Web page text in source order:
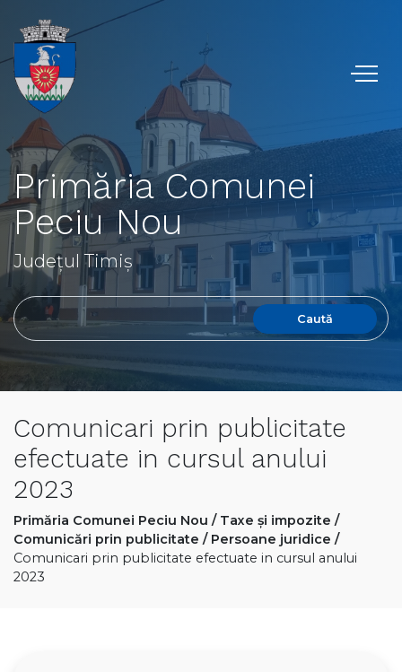
Primăria Comunei
Peciu Nou
Județul Timiș
Caută
Comunicari prin publicitate
efectuate in cursul anului
2023
Primăria Comunei Peciu Nou / Taxe și impozite /
Comunicări prin publicitate / Persoane juridice /
Comunicari prin publicitate efectuate in cursul anului
2023